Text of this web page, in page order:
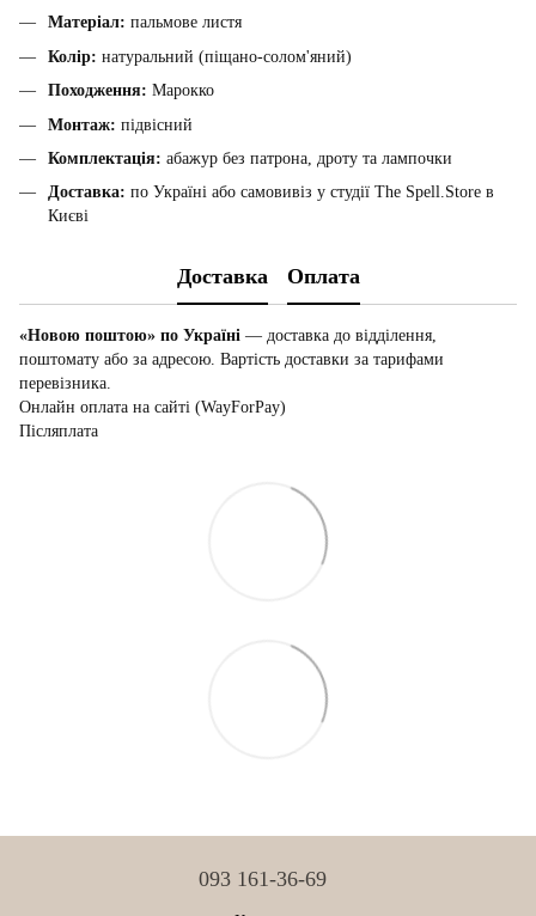
Матеріал: пальмове листя
Колір: натуральний (піщано-солом'яний)
Походження: Марокко
Монтаж: підвісний
Комплектація: абажур без патрона, дроту та лампочки
Доставка: по Україні або самовивіз у студії The Spell.Store в
Києві
Доставка Оплата
«Новою поштою» по Україні — доставка до відділення,
поштомату або за адресою. Вартість доставки за тарифами
перевізника.
Онлайн оплата на сайті (WayForPay)
Післяплата
093 161-36-69